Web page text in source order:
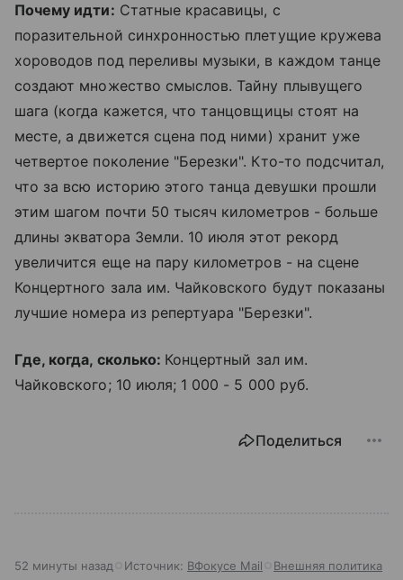
Почему идти: Статные красавицы, с
поразительной синхронностью плетущие кружева
хороводов под переливы музыки, в каждом танце
создают множество смыслов. Тайну плывущего
шага (когда кажется, что танцовщицы стоят на
месте, а движется сцена под ними) хранит уже
четвертое поколение "Березки". Кто-то подсчитал,
что за всю историю этого танца девушки прошли
этим шагом почти 50 тысяч километров - больше
длины экватора Земли. 10 июля этот рекорд
увеличится еще на пару километров - на сцене
Концертного зала им. Чайковского будут показаны
лучшие номера из репертуара "Березки".
Где, когда, сколько: Концертный зал им.
Чайковского; 10 июля; 1 000 - 5 000 руб.
Поделиться
52 минуты назад Источник: ВФокусе Mail Внешняя политика